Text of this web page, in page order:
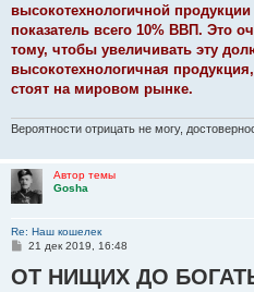
высокотехнологичной
показатель всего 10% ВВП. Это
тому, чтобы увеличивать эту
высокотехнологичная
стоят на мировом рынке.
Вероятности отрицать не могу,
Автор темы
Gosha
Re: Наш кошелек
С
о
б
21 дек 2019, 16:48
ОТ НИЩИХ ДО